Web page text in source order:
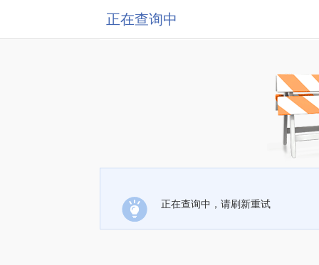
正在查询中
正在查询中，请刷新重试